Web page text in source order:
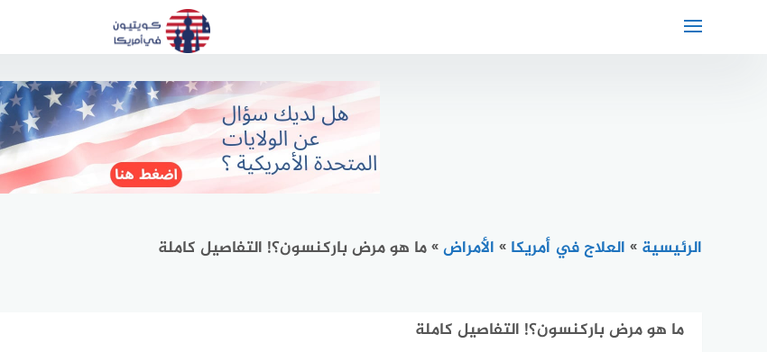
الرئيسية » العلاج في أمريكا » الأمراض»ما هو مرض باركنسون؟! التفاصيل كاملة
ما هو مرض باركنسون؟! التفاصيل كاملة